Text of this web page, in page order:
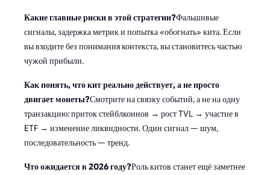
Какие главные риски в этой стратегии?Фальшивые
сигналы, задержка метрик и попытка «обогнать» кита. Если
вы входите без понимания контекста, вы становитесь частью
чужой прибыли.
Как понять, что кит реально действует, а не просто
двигает монеты?Смотрите на связку событий, а не на одну
транзакцию: приток стейблкоинов → рост TVL → участие в
ETF → изменение ликвидности. Один сигнал — шум,
последовательность — тренд.
Что ожидается в 2026 году?Роль китов станет ещё заметнее